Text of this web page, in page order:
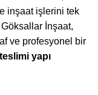
inşaat işlerini tek
İnşaat,
ve profesyonel bir
yapı